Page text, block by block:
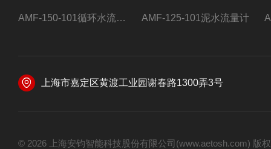
AMF-150-101循环水流量计,电磁流量计 AMF-125-101泥水流量计
上海市嘉定区黄渡工业园谢春路1300弄3号
© 2026 上海安钧智能科技股份有限公司(www.aetosh.com)